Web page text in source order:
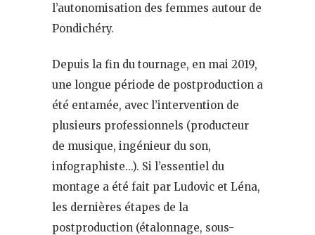
l’autonomisation des femmes autour de
Pondichéry.
Depuis la fin du tournage, en mai 2019,
une longue période de postproduction a
été entamée, avec l’intervention de
plusieurs professionnels (producteur
de musique, ingénieur du son,
infographiste…). Si l’essentiel du
montage a été fait par Ludovic et Léna,
les dernières étapes de la
postproduction (étalonnage, sous-